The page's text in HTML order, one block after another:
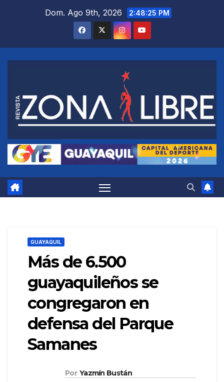
Dom. Ago 9th, 2026 2:48:26 PM
GUAYAQUIL
Más de 6.500
guayaquileños se
congregaron en
defensa del Parque
Samanes
Por Yazmín Bustán